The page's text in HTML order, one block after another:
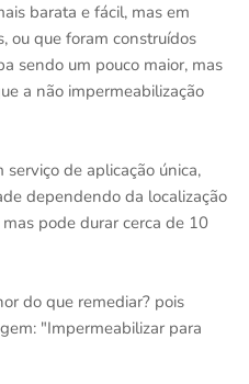
barata e fácil, mas em
ou que foram construídos
sendo um pouco maior, mas
a não impermeabilização
de aplicação única,
dependendo da localização
pode durar cerca de 10
do que remediar? pois
"Impermeabilizar para